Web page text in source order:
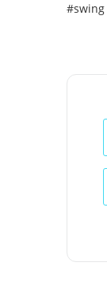
#swing